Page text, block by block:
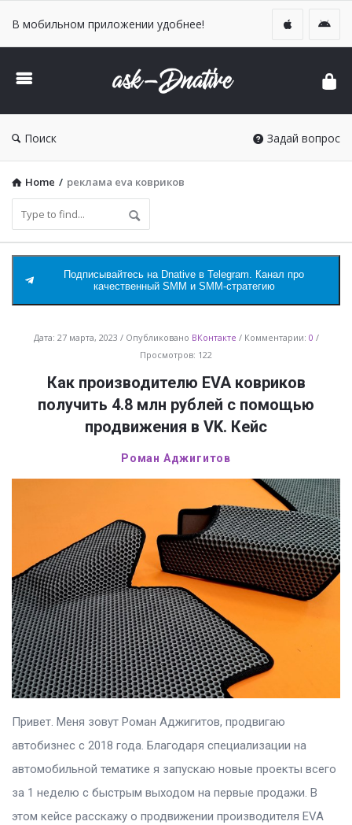
В мобильном приложении удобнее!
Ask
Поиск Задай вопрос
Home / реклама eva ковриков
Подписывайтесь на Dnative в Telegram. Канал про
качественный SMM и SMM-стратегию
DNative
Latest
Articles
Дата: 27 марта, 2023 Опубликовано ВКонтакте Комментарии: 0
Просмотров: 122
Как производителю EVA ковриков
получить 4.8 млн рублей с помощью
продвижения в VK. Кейс
Роман Аджигитов
Привет. Меня зовут Роман Аджигитов, продвигаю
автобизнес с 2018 года. Благодаря специализации на
автомобильной тематике я запускаю новые проекты всего
за 1 неделю с быстрым выходом на первые продажи. В
этом кейсе расскажу о продвижении производителя EVA